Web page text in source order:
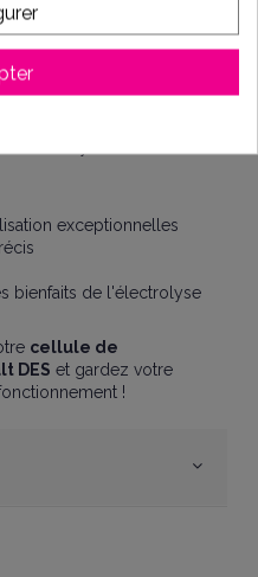
x H115 mm
exceptionnelles
bienfaits de l'électrolyse
cellule de
DES et gardez votre
!